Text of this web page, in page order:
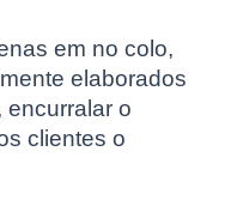
em no colo,
elaborados
encurralar o
clientes o